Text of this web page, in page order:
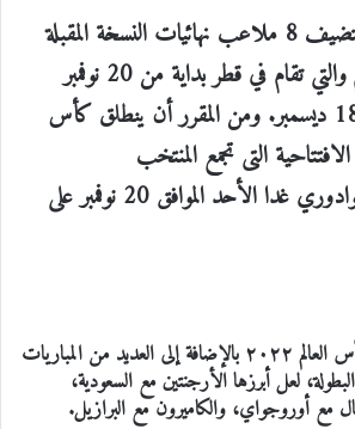
الملف الاخباري : تستضيف 8 ملاعب نهائيات النسخة المقبلة
تقام في قطر
بداية من 20 نوفمبر
الجاري وتستمر حتى 18 ديسمبر. ومن المقرر أن ينطلق كأس
الافتتاحية التى تجمع المنتخب
ونظيره الاكوادوري غدا الأحد الموافق 20 نوفمبر على
العالم ٢٠٢٢ بالإضافة إلى العديد من المباريات
لعل أبرزها الأرجنتين مع السعودية،
مع أوروجواي، والكاميرون مع البرازيل.